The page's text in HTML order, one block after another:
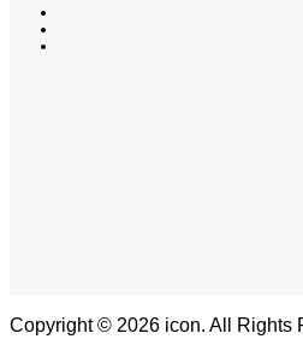
Copyright © 2026 icon. All Rights